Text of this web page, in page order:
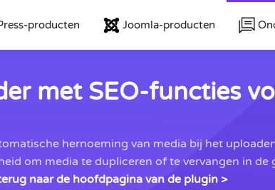
producten Joomla-producten
met SEO-functies
hernoeming van media bij het
om media te dupliceren of te vervangen in de
naar de hoofdpagina van de plugin >